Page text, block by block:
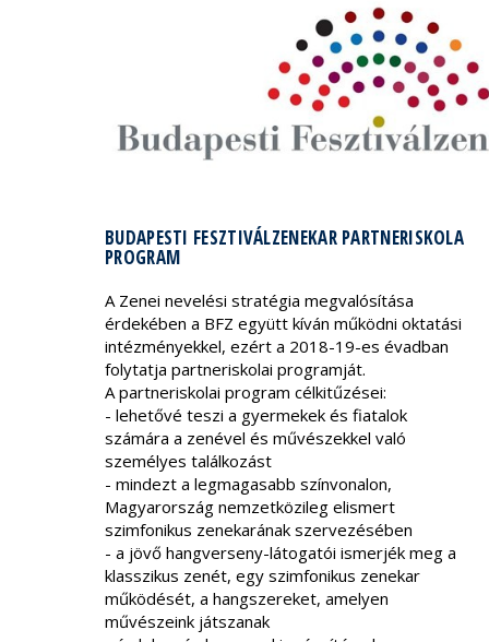
BUDAPESTI FESZTIVÁLZENEKAR PARTNERISKOLA
PROGRAM
A Zenei nevelési stratégia megvalósítása
érdekében a BFZ együtt kíván működni oktatási
intézményekkel, ezért a 2018-19-es évadban
folytatja partneriskolai programját.
A partneriskolai program célkitűzései:
- lehetővé teszi a gyermekek és fiatalok
számára a zenével és művészekkel való
személyes találkozást
- mindezt a legmagasabb színvonalon,
Magyarország nemzetközileg elismert
szimfonikus zenekarának szervezésében
- a jövő hangverseny-látogatói ismerjék meg a
klasszikus zenét, egy szimfonikus zenekar
működését, a hangszereket, amelyen
művészeink játszanak